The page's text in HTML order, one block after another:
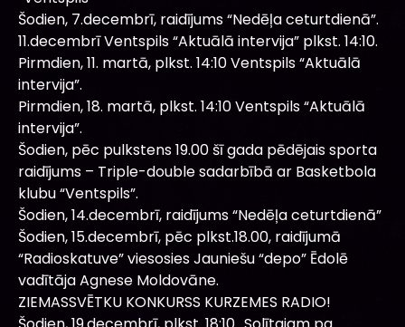
Šodien, 7.decembrī, raidījums “Nedēļa ceturtdienā”.
11.decembrī Ventspils “Aktuālā intervija” plkst. 14:10.
Pirmdien, 11. martā, plkst. 14:10 Ventspils “Aktuālā
intervija”.
Pirmdien, 18. martā, plkst. 14:10 Ventspils “Aktuālā
intervija”.
Šodien, pēc pulkstens 19.00 šī gada pēdējais sporta
raidījums – Triple-double sadarbībā ar Basketbola
klubu “Ventspils”.
Šodien, 14.decembrī, raidījums “Nedēļa ceturtdienā”
Šodien, 15.decembrī, pēc plkst.18.00, raidījumā
“Radioskatuve” viesosies Jauniešu “depo” Ēdolē
vadītāja Agnese Moldovāne.
ZIEMASSVĒTKU KONKURSS KURZEMES RADIO!